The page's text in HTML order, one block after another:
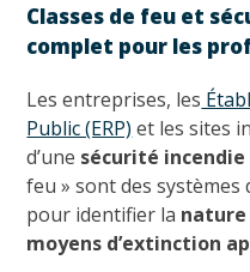
Classes de feu et
complet pour les
Les entreprises, les
Public (ERP) et les sites
d’une sécurité
feu » sont des systèmes
pour identifier la nature
moyens d’extinction